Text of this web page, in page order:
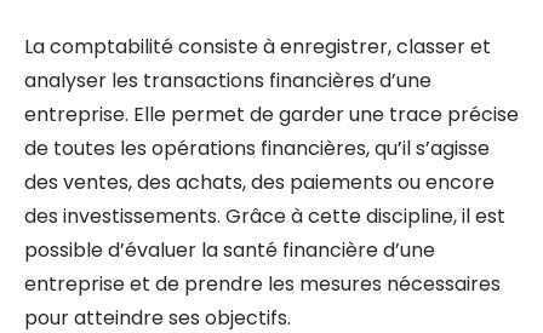
La comptabilité consiste à enregistrer, classer et
analyser les transactions financières d’une
entreprise. Elle permet de garder une trace précise
de toutes les opérations financières, qu’il s’agisse
des ventes, des achats, des paiements ou encore
des investissements. Grâce à cette discipline, il est
possible d’évaluer la santé financière d’une
entreprise et de prendre les mesures nécessaires
pour atteindre ses objectifs.